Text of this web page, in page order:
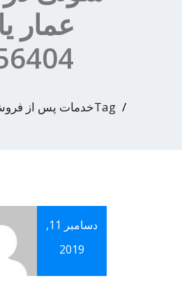
عمار
دسامبر 11,
2019